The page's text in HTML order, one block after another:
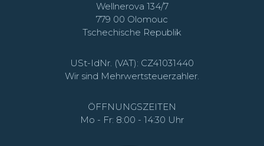
Wellnerova 134/7
779 00 Olomouc
Tschechische Republik
USt-IdNr. (VAT): CZ41031440
Wir sind Mehrwertsteuerzahler.
ÖFFNUNGSZEITEN
Mo - Fr: 8:00 - 14:30 Uhr